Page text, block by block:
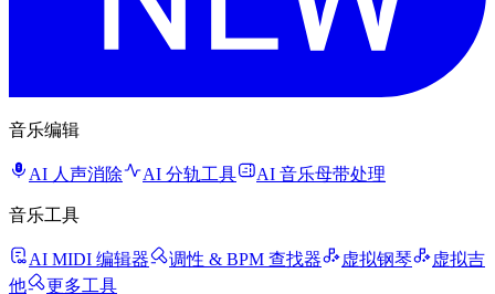
音乐编辑
AI 人声消除 AI 分轨工具 AI 音乐母带处理
音乐工具
AI MIDI 编辑器 调性 & BPM 查找器 虚拟钢琴
虚拟吉
他
更多工具